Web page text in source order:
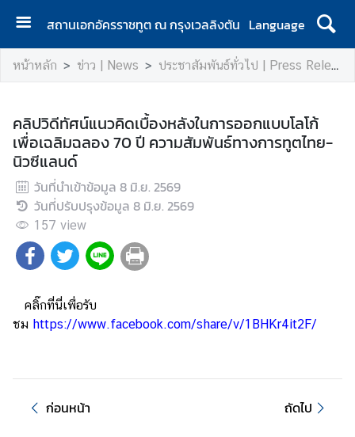
สถานเอกอัครราชทูต ณ กรุงเวลลิงตัน Language
ห
น้
ร
ก
|
H
o
m
e
อ
ท
.
หน้าหลัก ข่าว | News ประชาสัมพันธ์ทั่วไป | Press Release
คลิปวิดีทัศน์แนวคิดเบื้องหลังในการออกแบบโลโก้
เพื่อเฉลิมฉลอง 70 ปี ความสัมพันธ์ทางการทูตไทย-
นิวซีแลนด์
วันที่นำเข้าข้อมูล 8 มิ.ย. 2569
วันที่ปรับปรุงข้อมูล 8 มิ.ย. 2569
157 view
คลิ๊กที่นี่เพื่อรับ
ชม https://www.facebook.com/share/v/1BHKr4it2F/
ก่อนหน้า ถัดไป